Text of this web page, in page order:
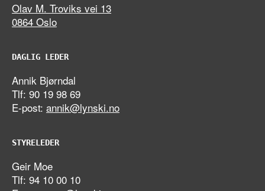
Olav M. Troviks vei 13
0864 Oslo
DAGLIG LEDER
Annik Bjørndal
Tlf: 90 19 98 69
E-post: annik@lynski.no
STYRELEDER
Geir Moe
Tlf: 94 10 00 10